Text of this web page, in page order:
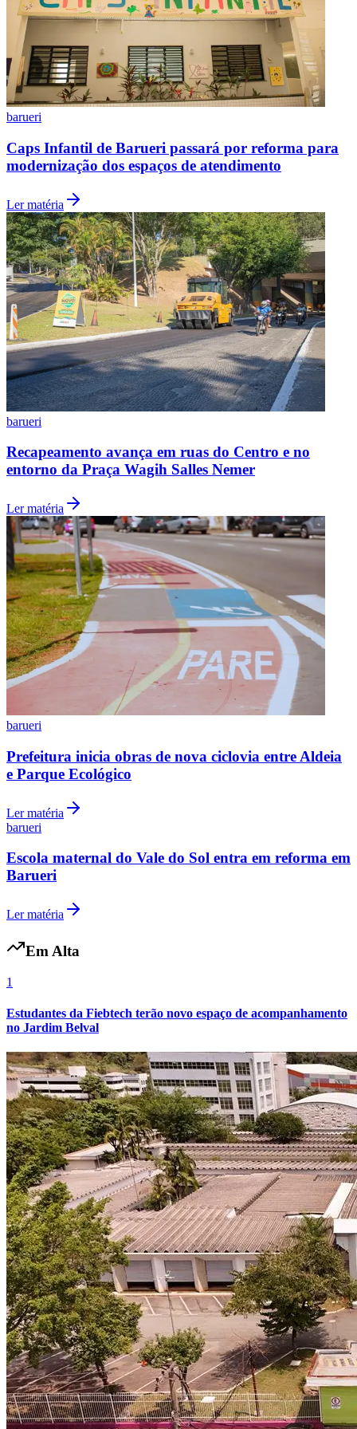
Flamengo
Fluminense
Vasco
barueri
Caps Infantil de Barueri passará por reforma para
modernização dos espaços de atendimento
Ler matéria
barueri
Recapeamento avança em ruas do Centro e no
entorno da Praça Wagih Salles Nemer
Ler matéria
barueri
Prefeitura inicia obras de nova ciclovia entre Aldeia
e Parque Ecológico
Ler matéria
barueri
Escola maternal do Vale do Sol entra em reforma em
Barueri
Ler matéria
Em Alta
1
Estudantes da Fiebtech terão novo espaço de acompanhamento
no Jardim Belval